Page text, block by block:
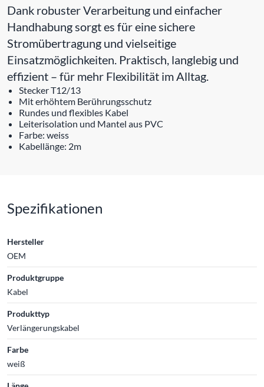
Dank robuster Verarbeitung und einfacher
Handhabung sorgt es für eine sichere
Stromübertragung und vielseitige
Einsatzmöglichkeiten. Praktisch, langlebig und
effizient – für mehr Flexibilität im Alltag.
Stecker T12/13
Mit erhöhtem Berührungsschutz
Rundes und flexibles Kabel
Leiterisolation und Mantel aus PVC
Farbe: weiss
Kabellänge: 2m
Spezifikationen
Hersteller
OEM
Produktgruppe
Kabel
Produkttyp
Verlängerungskabel
Farbe
weiß